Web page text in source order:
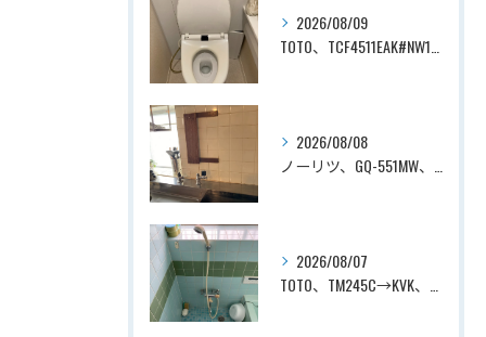
2026/08/09
TOTO、TCF4511EAK#NW1→TOTO、TCF4714AK#NW1、ホワイト、瞬間式、温水洗浄便座、ウォシュレット交換工事ー埼玉県さいたま市見沼区南中野
2026/08/08
ノーリツ、GQ-551MW、5号、元止式、屋内壁掛、防熱カバー付き、瞬間湯沸かし器（小型湯沸器）設置工事ー埼玉県川口市道合
2026/08/07
TOTO、TM245C→KVK、KF800T、壁付タイプ、サーモスタット付シャワーバス水栓、浴室用水栓交換工事ー埼玉県上尾市平塚